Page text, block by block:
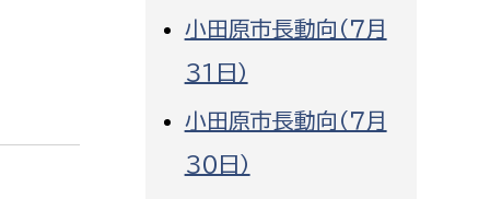
小田原市長動向（７月
３１日）
小田原市長動向（７月
３０日）